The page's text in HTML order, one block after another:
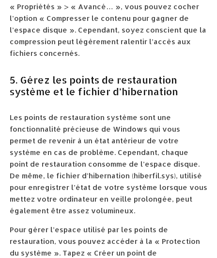
« Propriétés » > « Avancé… », vous pouvez cocher
l’option « Compresser le contenu pour gagner de
l’espace disque ». Cependant, soyez conscient que la
compression peut légèrement ralentir l’accès aux
fichiers concernés.
5. Gérez les points de restauration
système et le fichier d’hibernation
Les points de restauration système sont une
fonctionnalité précieuse de Windows qui vous
permet de revenir à un état antérieur de votre
système en cas de problème. Cependant, chaque
point de restauration consomme de l’espace disque.
De même, le fichier d’hibernation (hiberfil.sys), utilisé
pour enregistrer l’état de votre système lorsque vous
mettez votre ordinateur en veille prolongée, peut
également être assez volumineux.
Pour gérer l’espace utilisé par les points de
restauration, vous pouvez accéder à la « Protection
du système ». Tapez « Créer un point de